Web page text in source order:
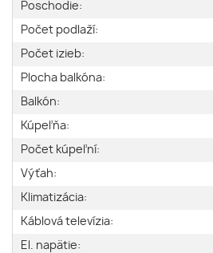
Poschodie:
Počet podlaží:
Počet izieb:
Plocha balkóna:
Balkón:
Kúpeľňa:
Počet kúpeľní:
Výťah:
Klimatizácia:
Káblová televízia:
El. napätie: